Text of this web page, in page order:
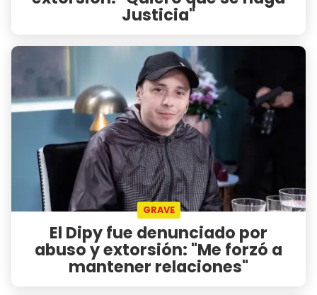
Justicia"
GRAVE
El Dipy fue denunciado por
abuso y extorsión: "Me forzó a
mantener relaciones"